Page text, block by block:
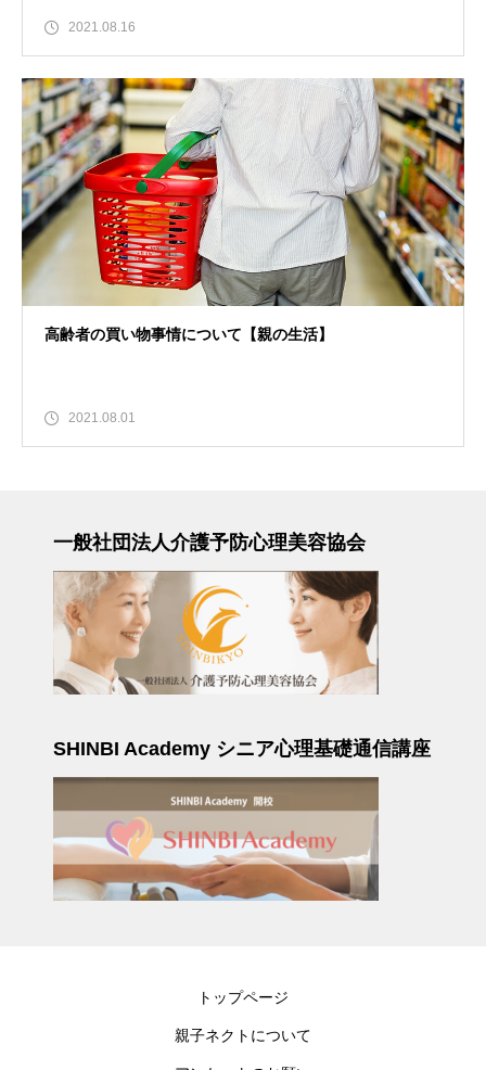
2021.08.16
高齢者の買い物事情について【親の生活】
2021.08.01
一般社団法人介護予防心理美容協会
SHINBI Academy シニア心理基礎通信講座
トップページ
親子ネクトについて